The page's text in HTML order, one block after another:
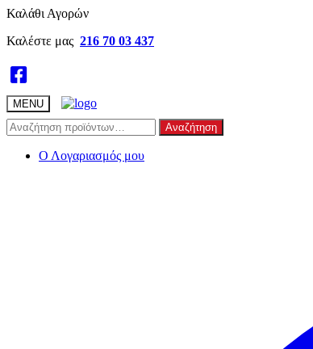
Skip
navigation
Skip
content
Καλάθι Αγορών
Καλέστε μας 216 70 03 437
MENU
Αναζήτηση
για:
Αναζήτηση
Ο Λογαριασμός μου